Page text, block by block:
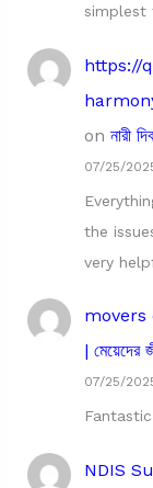
simplest
https://
on নারী
07/25/
the
very
movers
| মেয়েদের
07/25/
NDIS